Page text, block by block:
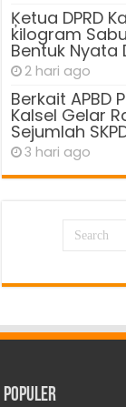
Ķetua DPRD
kilogram
Bentuk Nyata
2 hari ago
Berkait APBD
Kalsel Gelar
Sejumlah
3 hari ago
Populer